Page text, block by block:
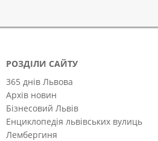
РОЗДІЛИ САЙТУ
365 днів Львова
Архів новин
Бізнесовий Львів
Енциклопедія львівських вулиць
Лембергиня